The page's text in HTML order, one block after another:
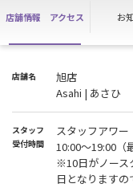
当ジムでは、皆様
めてまいりました。
しかしながら、昨今
2026年4月より新規
す。
【改定内容】
新規入会 会費
現行：月額 7,679
※他店からの「移籍
承知おきください。
店舗情報 アクセス お
店舗名
旭店
Asahi | あさひ
スタッフ
受付時間
スタッフアワー
10:00〜19:00（
※10日がノース
日となりますの